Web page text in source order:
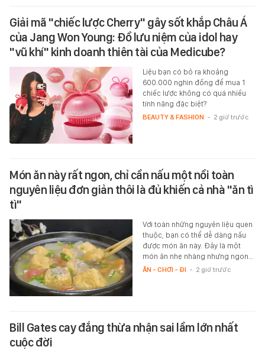
Giải mã "chiếc lược Cherry" gây sốt khắp Châu Á
của Jang Won Young: Đồ lưu niệm của idol hay
"vũ khí" kinh doanh thiên tài của Medicube?
Liệu bạn có bỏ ra khoảng
600.000 nghìn đồng để mua 1
chiếc lược không có quá nhiều
tính năng đặc biệt?
BEAUTY & FASHION - 2 giờ trước
Món ăn này rất ngon, chỉ cần nấu một nồi toàn
nguyên liệu đơn giản thôi là đủ khiến cả nhà "ăn tì
tì"
Với toàn những nguyên liệu quen
thuộc, bạn có thể dễ dàng nấu
được món ăn này. Đây là một
món ăn nhẹ nhàng nhưng ngon…
ĂN - CHƠI - ĐI - 2 giờ trước
Bill Gates cay đắng thừa nhận sai lầm lớn nhất
cuộc đời